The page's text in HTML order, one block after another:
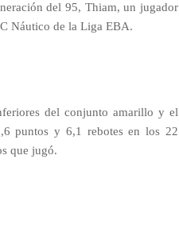
del 95, Thiam, un jugador
Náutico de la Liga EBA.
del conjunto amarillo y el
puntos y 6,1 rebotes en los 22
que jugó.